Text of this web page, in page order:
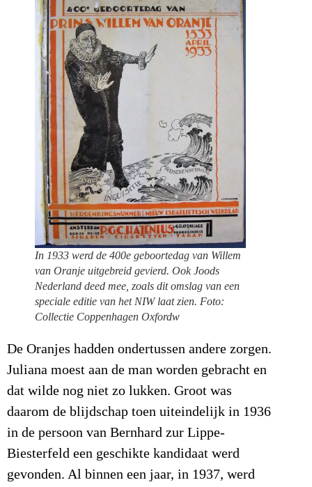
In 1933 werd de 400e geboortedag van Willem
van Oranje uitgebreid gevierd. Ook Joods
Nederland deed mee, zoals dit omslag van een
speciale editie van het NIW laat zien. Foto:
Collectie Coppenhagen Oxfordw
De Oranjes hadden ondertussen andere zorgen.
Juliana moest aan de man worden gebracht en
dat wilde nog niet zo lukken. Groot was
daarom de blijdschap toen uiteindelijk in 1936
in de persoon van Bernhard zur Lippe-
Biesterfeld een geschikte kandidaat werd
gevonden. Al binnen een jaar, in 1937, werd